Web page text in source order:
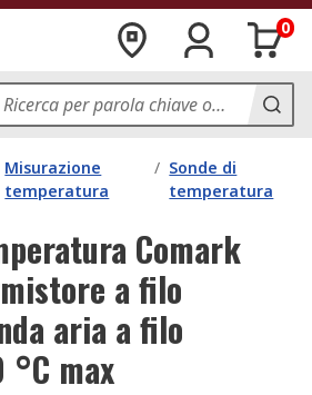
0
Misurazione
temperatura
/ Sonde di
temperatura
Comark
a filo
aria a filo
max